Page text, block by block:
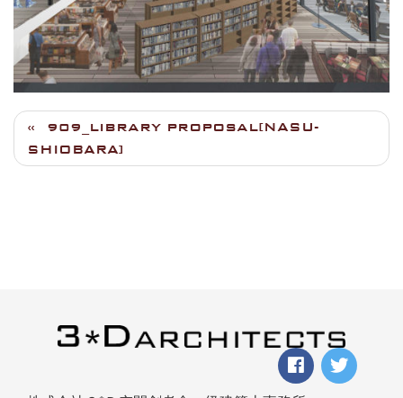
909_LIBRARY PROPOSAL[NASU-
SHIOBARA]